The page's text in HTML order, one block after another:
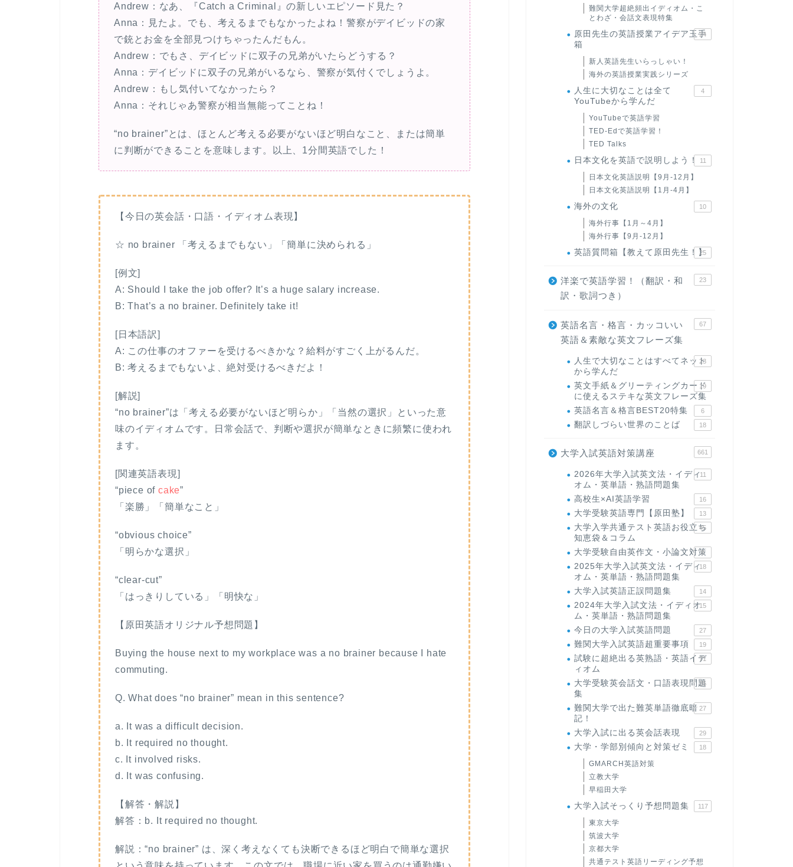
Andrew：なあ、『Catch a Criminal』の新しいエピソード見た？
Anna：見たよ。でも、考えるまでもなかったよね！警察がデイビッドの家
で銃とお金を全部見つけちゃったんだもん。
Andrew：でもさ、デイビッドに双子の兄弟がいたらどうする？
Anna：デイビッドに双子の兄弟がいるなら、警察が気付くでしょうよ。
Andrew：もし気付いてなかったら？
Anna：それじゃあ警察が相当無能ってことね！
“no brainer”とは、ほとんど考える必要がないほど明白なこと、または簡単
に判断ができることを意味します。以上、1分間英語でした！
【今日の英会話・口語・イディオム表現】
☆ no brainer 「考えるまでもない」「簡単に決められる」
[例文]
A: Should I take the job offer? It’s a huge salary increase.
B: That’s a no brainer. Definitely take it!
[日本語訳]
A: この仕事のオファーを受けるべきかな？給料がすごく上がるんだ。
B: 考えるまでもないよ、絶対受けるべきだよ！
[解説]
“no brainer”は「考える必要がないほど明らか」「当然の選択」といった意
味のイディオムです。日常会話で、判断や選択が簡単なときに頻繁に使われ
ます。
[関連英語表現]
“piece of cake”
「楽勝」「簡単なこと」
“obvious choice”
「明らかな選択」
“clear-cut”
「はっきりしている」「明快な」
【原田英語オリジナル予想問題】
Buying the house next to my workplace was a no brainer because I hate
commuting.
Q. What does “no brainer” mean in this sentence?
a. It was a difficult decision.
b. It required no thought.
c. It involved risks.
d. It was confusing.
【解答・解説】
解答：b. It required no thought.
解説：“no brainer” は、深く考えなくても決断できるほど明白で簡単な選択
難関大学超絶頻出イディオム・こ
とわざ・会話文表現特集
原田先生の英語授業アイデア玉手
箱
24
新人英語先生いらっしゃい！
海外の英語授業実践シリーズ
人生に大切なことは全て
YouTubeから学んだ
4
YouTubeで英語学習
TED-Edで英語学習！
TED Talks
日本文化を英語で説明しよう！ 11
日本文化英語説明【9月-12月】
日本文化英語説明【1月-4月】
海外の文化 10
海外行事【1月～4月】
海外行事【9月-12月】
英語質問箱【教えて原田先生！】
25
洋楽で英語学習！（翻訳・和
訳・歌詞つき）
23
英語名言・格言・カッコいい
英語＆素敵な英文フレーズ集
67
人生で大切なことはすべてネット
から学んだ
23
英文手紙＆グリーティングカード
に使えるステキな英文フレーズ集
19
英語名言＆格言BEST20特集 6
翻訳しづらい世界のことば 18
大学入試英語対策講座 661
2026年大学入試英文法・イディ
オム・英単語・熟語問題集
11
高校生×AI英語学習 16
大学受験英語専門【原田塾】 13
大学入学共通テスト英語お役立ち
知恵袋＆コラム
45
大学受験自由英作文・小論文対策
8
2025年大学入試英文法・イディ
オム・英単語・熟語問題集
18
大学入試英語正誤問題集 14
2024年大学入試文法・イディオ
ム・英単語・熟語問題集
15
今日の大学入試英語問題 27
難関大学入試英語超重要事項 19
試験に超絶出る英熟語・英語イデ
ィオム
71
大学受験英会話文・口語表現問題
集
35
難関大学で出た難英単語徹底暗
記！
27
大学入試に出る英会話表現 29
大学・学部別傾向と対策ゼミ 18
GMARCH英語対策
立教大学
早稲田大学
大学入試そっくり予想問題集 117
東京大学
筑波大学
京都大学
共通テスト英語リーディング予想